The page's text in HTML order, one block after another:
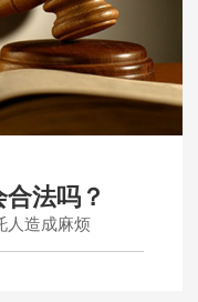
法吗？
人造成麻烦